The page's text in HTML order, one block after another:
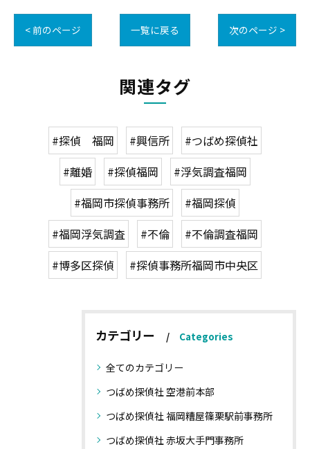
< 前のページ 一覧に戻る 次のページ >
関連タグ
#探偵 福岡 #興信所
#つばめ探偵社
#離婚
#探偵福岡
#浮気調査福岡
#福岡市探偵事務所
#福岡探偵
#福岡浮気調査
#不倫
#不倫調査福岡
#博多区探偵
#探偵事務所福岡市中央区
カテゴリー Categories
全てのカテゴリー
つばめ探偵社 空港前本部
つばめ探偵社 福岡糟屋篠栗駅前事務所
つばめ探偵社 赤坂大手門事務所